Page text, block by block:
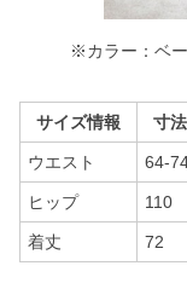
※カラー：ベー
サイズ情報 寸
ウエスト 64-
ヒップ 110
着丈 72